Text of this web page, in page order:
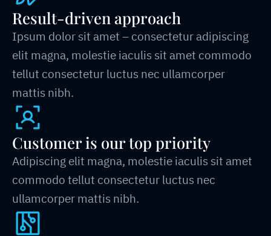
Result-driven approach
Ipsum dolor sit amet – consectetur adipiscing
elit magna, molestie iaculis sit amet commodo
tellut consectetur luctus nec ullamcorper
mattis nibh.
Customer is our top priority
Adipiscing elit magna, molestie iaculis sit amet
commodo tellut consectetur luctus nec
ullamcorper mattis nibh.